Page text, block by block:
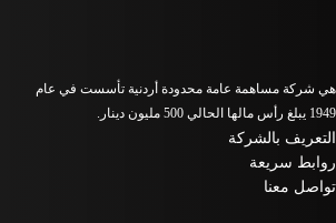
هي شركة مساهمة عامة محدودة أردنية تأسست في عام
1949 يبلغ رأس مالها الحالي 500 مليون دينار.
التعريف بالشركة
روابط سريعة
تواصل معنا